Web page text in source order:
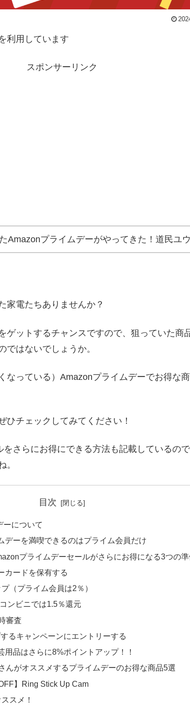
利用しています
スポンサーリンク
Amazonプライムデーがやってきた！道民ユウ
家電たちありませんか？
ゲットするチャンスですので、狙っていた商
ではないでしょうか。
なっている）Amazonプライムデーでお得な
ひチェックしてみてください！
さらにお得にできる方法も記載しているの
。
目次
ーについて
デーを満喫できるのはプライム会員だけ
プライムデーセールがさらにお得になる3つの
カードを保有する
（プライム会員は2％）
ンビニでは1.5％還元
審査
るキャンペーンにエントリーする
用品はさらに8%ポイントアップ！！
んがオススメするプライムデーのお得な商品5選
】Ring Stick Up Cam
スメ！